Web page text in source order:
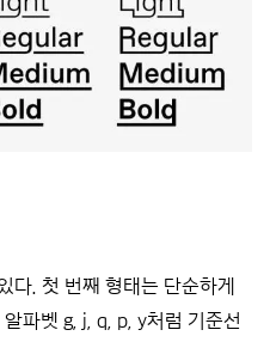
다. 첫 번째 형태는 단순하게
파벳 g, j, q, p, y처럼 기준선